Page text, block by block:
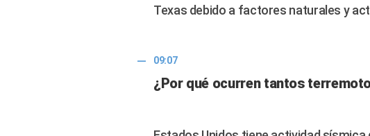
Texas debido a factores naturales y
09:07
¿Por qué ocurren tantos